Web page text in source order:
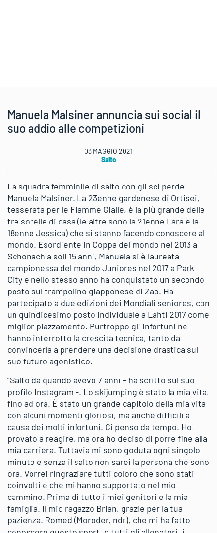
Manuela Malsiner annuncia sui social il
suo addio alle competizioni
03 MAGGIO 2021
Salto
La squadra femminile di salto con gli sci perde
Manuela Malsiner. La 23enne gardenese di Ortisei,
tesserata per le Fiamme Gialle, è la più grande delle
tre sorelle di casa (le altre sono la 21enne Lara e la
18enne Jessica) che si stanno facendo conoscere al
mondo. Esordiente in Coppa del mondo nel 2013 a
Schonach a soli 15 anni, Manuela si è laureata
campionessa del mondo Juniores nel 2017 a Park
City e nello stesso anno ha conquistato un secondo
posto sul trampolino giapponese di Zao. Ha
partecipato a due edizioni dei Mondiali seniores, con
un quindicesimo posto individuale a Lahti 2017 come
miglior piazzamento. Purtroppo gli infortuni ne
hanno interrotto la crescita tecnica, tanto da
convincerla a prendere una decisione drastica sul
suo futuro agonistico.
“Salto da quando avevo 7 anni – ha scritto sul suo
profilo Instagram -. Lo skijumping è stato la mia vita,
fino ad ora. È stato un grande capitolo della mia vita
con alcuni momenti gloriosi, ma anche difficili a
causa dei molti infortuni. Ci penso da tempo. Ho
provato a reagire, ma ora ho deciso di porre fine alla
mia carriera. Tuttavia mi sono goduta ogni singolo
minuto e senza il salto non sarei la persona che sono
ora. Vorrei ringraziare tutti coloro che sono stati
coinvolti e che mi hanno supportato nel mio
cammino. Prima di tutto i miei genitori e la mia
famiglia. Il mio ragazzo Brian, grazie per la tua
pazienza. Romed (Moroder, ndr), che mi ha fatto